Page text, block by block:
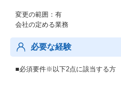
変更の範囲：有
会社の定める業務
必要な経験
■必須要件※以下2点に該当する方